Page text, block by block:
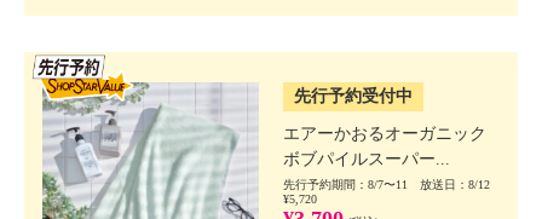
先行予約受付中
エアーかおるオーガニック
ボブパイルスーパー...
先行予約期間：8/7〜11 放送日：8/12
¥5,720